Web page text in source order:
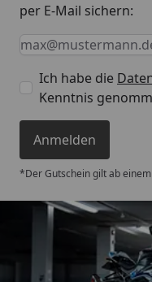
per E-Mail sichern:
Keine Eingabe
Eingabe erforderlich
E-Mail *
Ich habe die
Kenntnis
Anmelden
*Der Gutschein gilt ab